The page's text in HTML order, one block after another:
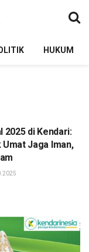
HUKUM
2025 di Kendari:
Jaga Iman,